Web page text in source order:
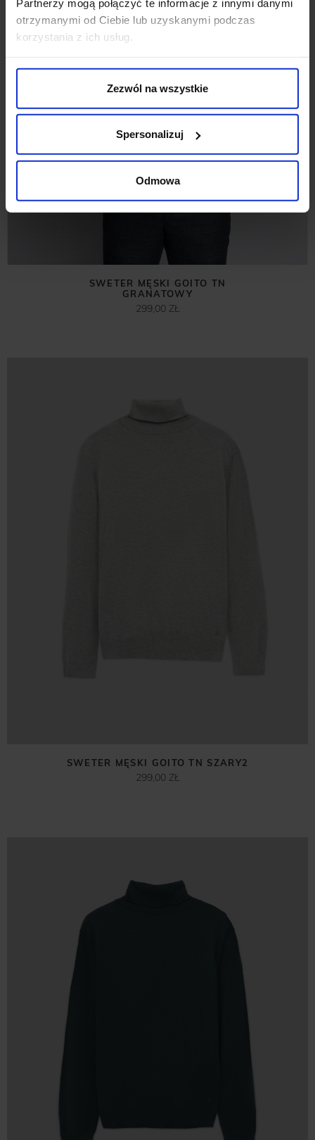
Partnerzy mogą połączyć te informacje z innymi danymi
otrzymanymi od Ciebie lub uzyskanymi podczas
korzystania z ich usług.
Zezwól na wszystkie
Spersonalizuj
Odmowa
SWETER MĘSKI GOITO TN
GRANATOWY
299,00 ZŁ
SWETER MĘSKI GOITO TN SZARY2
299,00 ZŁ